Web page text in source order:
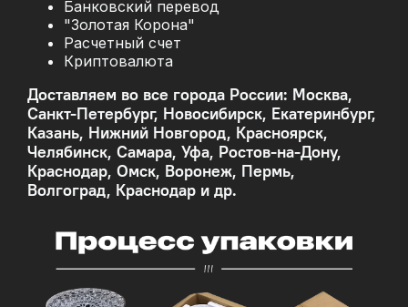
Банковский перевод
"Золотая Корона"
Расчетный счет
Криптовалюта
Доставляем во все города России: Москва,
Санкт-Петербург, Новосибирск, Екатеринбург,
Казань, Нижний Новгород, Красноярск,
Челябинск, Самара, Уфа, Ростов-на-Дону,
Краснодар, Омск, Воронеж, Пермь,
Волгоград, Краснодар и др.